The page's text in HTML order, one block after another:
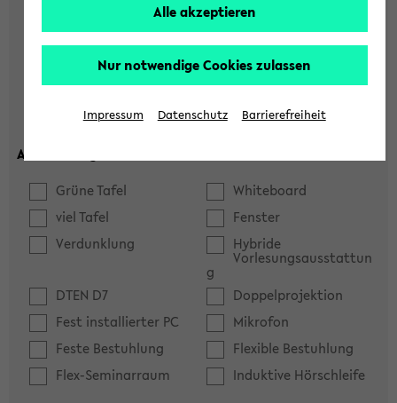
max. Plätze:
Ausstattung:
Grüne Tafel
Whiteboard
viel Tafel
Fenster
Verdunklung
Hybride
Vorlesungsausstattun
g
DTEN D7
Doppelprojektion
Fest installierter PC
Mikrofon
Feste Bestuhlung
Flexible Bestuhlung
Flex-Seminarraum
Induktive Hörschleife
Alle akzeptieren
Nur notwendige Cookies zulassen
Impressum Datenschutz Barrierefreiheit